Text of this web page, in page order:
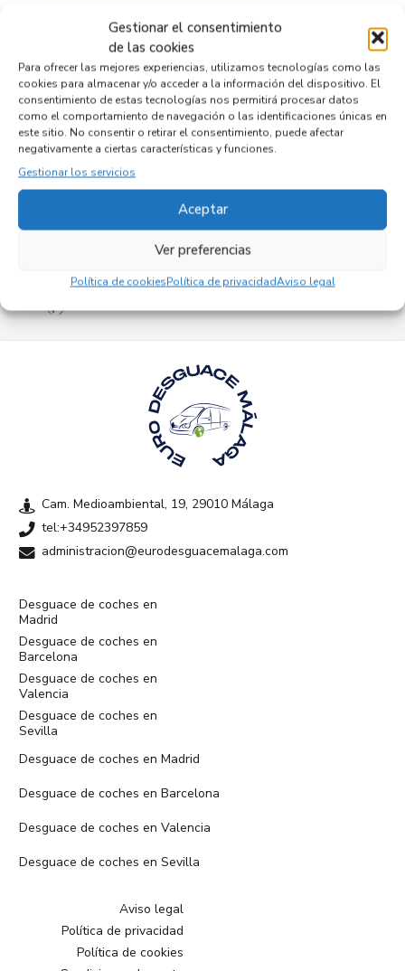
Gestionar el consentimiento
de las cookies
Para ofrecer las mejores experiencias, utilizamos tecnologías como las
cookies para almacenar y/o acceder a la información del dispositivo. El
consentimiento de estas tecnologías nos permitirá procesar datos
como el comportamiento de navegación o las identificaciones únicas en
este sitio. No consentir o retirar el consentimiento, puede afectar
negativamente a ciertas características y funciones.
Gestionar los servicios
Aceptar
Ver preferencias
Política de cookiesPolítica de privacidadAviso legal
CREMALLERA DIRECCION A0004895
Recambios » OTROS...MODELOS
Referencia ID: 145892
Referencia OEM: A0004895
202,95€ (IVA no incluído)
Empresas colaboradoras
Cam. Medioambiental, 19, 29010 Málaga
tel:+34952397859
administracion@eurodesguacemalaga.com
Desguace de coches en
Madrid
Desguace de coches en
Barcelona
Desguace de coches en
Valencia
Desguace de coches en
Sevilla
Desguace de coches en Madrid
Desguace de coches en Barcelona
Desguace de coches en Valencia
Desguace de coches en Sevilla
Aviso legal
Política de privacidad
Política de cookies